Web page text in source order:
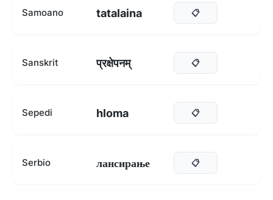
Samoano tatalaina 📋
Sanskrit प्रक्षेपनम् 📋
Sepedi hloma 📋
Serbio лансирање 📋